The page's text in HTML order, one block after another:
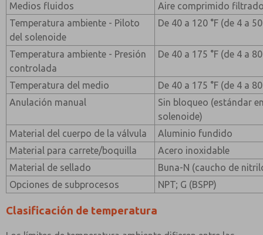
Medios fluidos
Aire comprimido
Temperatura ambiente - Piloto
del solenoide
De 40 a 120 °F (de 4 a 50
Temperatura ambiente - Presión
controlada
De 40 a 175 °F (de 4 a 80
Temperatura del medio
De 40 a 175 °F (de 4 a 80
Anulación manual
Sin bloqueo (estándar
solenoide)
Material del cuerpo de la válvula
Aluminio fundido
Material para carrete/boquilla
Acero inoxidable
Material de sellado
Buna-N (caucho de
Opciones de subprocesos
NPT; G (BSPP)
Clasificación de temperatura